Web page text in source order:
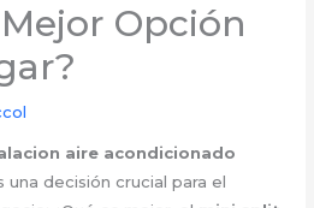
Opción
aire acondicionado
una decisión crucial para el